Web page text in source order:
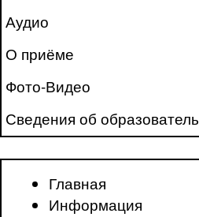
Аудио
О приёме
Фото-Видео
Сведения об
Главная
Информация